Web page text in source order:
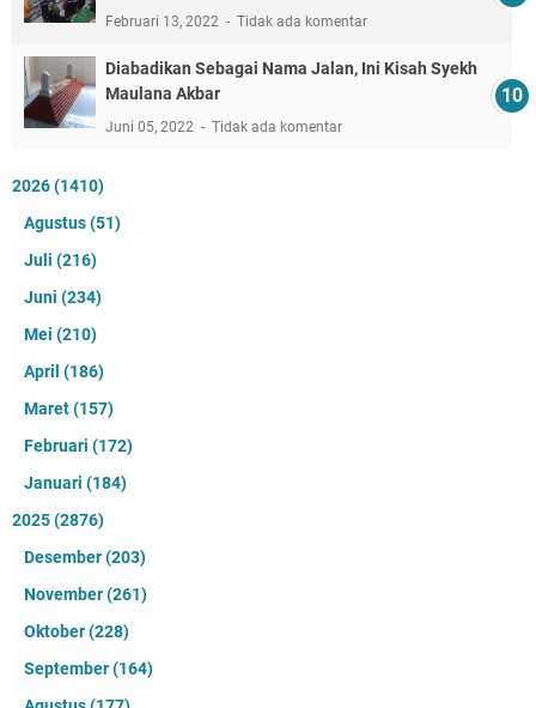
Februari 13, 2022 Tidak ada komentar
Diabadikan Sebagai Nama Jalan, Ini Kisah Syekh
Maulana Akbar
Juni 05, 2022 Tidak ada komentar
2026(1410)
Agustus(51)
Juli (216)
Juni (234)
Mei (210)
April (186)
Maret(157)
Februari (172)
Januari (184)
2025(2876)
Desember(203)
November(261)
Oktober(228)
September(164)